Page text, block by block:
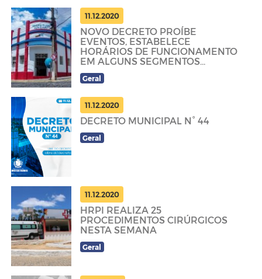
11.12.2020
NOVO DECRETO PROÍBE
EVENTOS, ESTABELECE
HORÁRIOS DE FUNCIONAMENTO
EM ALGUNS SEGMENTOS
COMERCIAIS...
Geral
11.12.2020
DECRETO MUNICIPAL N° 44
Geral
11.12.2020
HRPI REALIZA 25
PROCEDIMENTOS CIRÚRGICOS
NESTA SEMANA
Geral